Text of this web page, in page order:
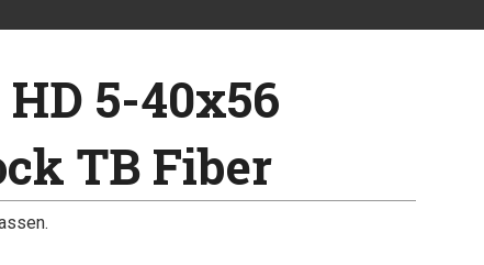
5-40x56
TB Fiber